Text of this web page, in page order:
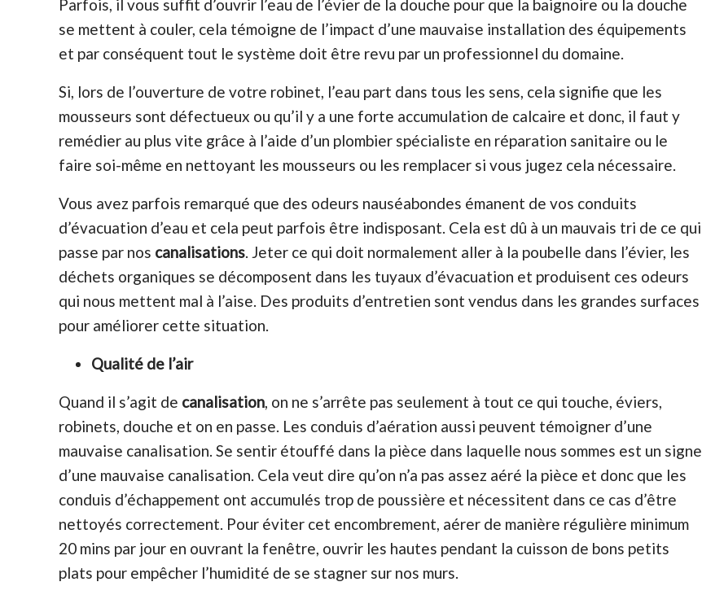
Parfois, il vous suffit d’ouvrir l’eau de l’évier de la douche pour que la baignoire ou la douche
se mettent à couler, cela témoigne de l’impact d’une mauvaise installation des équipements
et par conséquent tout le système doit être revu par un professionnel du domaine.
Si, lors de l’ouverture de votre robinet, l’eau part dans tous les sens, cela signifie que les
mousseurs sont défectueux ou qu’il y a une forte accumulation de calcaire et donc, il faut y
remédier au plus vite grâce à l’aide d’un plombier spécialiste en réparation sanitaire ou le
faire soi-même en nettoyant les mousseurs ou les remplacer si vous jugez cela nécessaire.
Vous avez parfois remarqué que des odeurs nauséabondes émanent de vos conduits
d’évacuation d’eau et cela peut parfois être indisposant. Cela est dû à un mauvais tri de ce qui
passe par nos canalisations. Jeter ce qui doit normalement aller à la poubelle dans l’évier, les
déchets organiques se décomposent dans les tuyaux d’évacuation et produisent ces odeurs
qui nous mettent mal à l’aise. Des produits d’entretien sont vendus dans les grandes surfaces
pour améliorer cette situation.
Qualité de l’air
Quand il s’agit de canalisation, on ne s’arrête pas seulement à tout ce qui touche, éviers,
robinets, douche et on en passe. Les conduis d’aération aussi peuvent témoigner d’une
mauvaise canalisation. Se sentir étouffé dans la pièce dans laquelle nous sommes est un signe
d’une mauvaise canalisation. Cela veut dire qu’on n’a pas assez aéré la pièce et donc que les
conduis d’échappement ont accumulés trop de poussière et nécessitent dans ce cas d’être
nettoyés correctement. Pour éviter cet encombrement, aérer de manière régulière minimum
20 mins par jour en ouvrant la fenêtre, ouvrir les hautes pendant la cuisson de bons petits
plats pour empêcher l’humidité de se stagner sur nos murs.